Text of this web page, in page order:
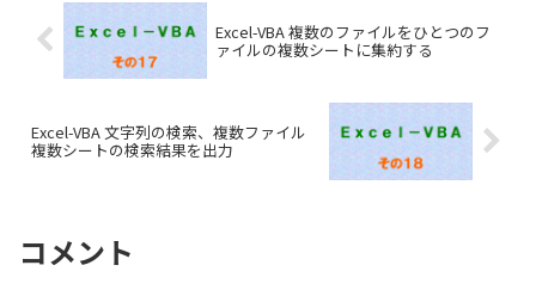
Excel-VBA 複数のファイルをひとつのフ
ァイルの複数シートに集約する
Excel-VBA 文字列の検索、複数ファイル
複数シートの検索結果を出力
コメント